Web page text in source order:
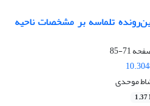
تلماسه بر مشخصات ناحیه
71-85
موحدی
1.37